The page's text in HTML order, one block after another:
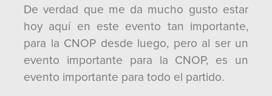
De verdad que me da mucho gusto estar
hoy aquí en este evento tan importante,
para la CNOP desde luego, pero al ser un
evento importante para la CNOP, es un
evento importante para todo el partido.